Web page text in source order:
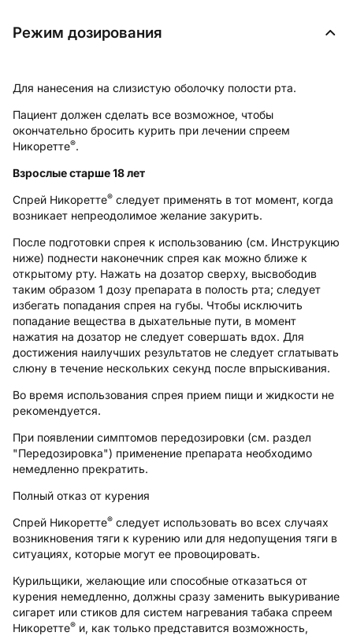
Режим дозирования
Для нанесения на слизистую оболочку полости рта.
Пациент должен сделать все возможное, чтобы
окончательно бросить курить при лечении спреем
Никоретте®.
Взрослые старше 18 лет
Спрей Никоретте® следует применять в тот момент, когда
возникает непреодолимое желание закурить.
После подготовки спрея к использованию (см. Инструкцию
ниже) поднести наконечник спрея как можно ближе к
открытому рту. Нажать на дозатор сверху, высвободив
таким образом 1 дозу препарата в полость рта; следует
избегать попадания спрея на губы. Чтобы исключить
попадание вещества в дыхательные пути, в момент
нажатия на дозатор не следует совершать вдох. Для
достижения наилучших результатов не следует сглатывать
слюну в течение нескольких секунд после впрыскивания.
Во время использования спрея прием пищи и жидкости не
рекомендуется.
При появлении симптомов передозировки (см. раздел
"Передозировка") применение препарата необходимо
немедленно прекратить.
Полный отказ от курения
Спрей Никоретте® следует использовать во всех случаях
возникновения тяги к курению или для недопущения тяги в
ситуациях, которые могут ее провоцировать.
Курильщики, желающие или способные отказаться от
курения немедленно, должны сразу заменить выкуривание
сигарет или стиков для систем нагревания табака спреем
Никоретте® и, как только представится возможность,